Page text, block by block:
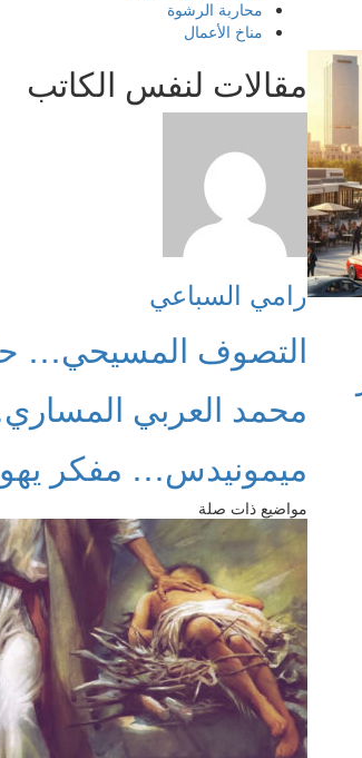
محاربة الرشوة
مناخ الأعمال
مقالات لنفس الكاتب
رامي السباعي
التصوف المسيحي…
محمد العربي
ميمونيدس… مفكر
مواضيع ذات صلة